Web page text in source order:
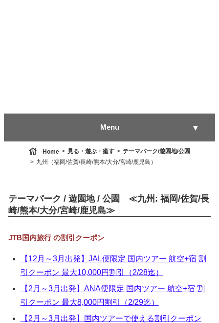
Menu ▼
▼
▼
house Home 見る・遊ぶ・癒す
テーマパーク/遊園地/公園
九州（福岡/佐賀/長崎/熊本/大分/宮崎/鹿児島）
テーマパーク / 遊園地 / 公園 ≪九州: 福岡/佐賀/長
崎/熊本/大分/宮崎/鹿児島≫
JTB国内旅行 の割引クーポン
【12月～3月出発】JAL便限定 国内ツアー 航空+宿 割
引クーポン 最大10,000円割引（2/28迄）
【2月～3月出発】ANA便限定 国内ツアー 航空+宿 割
引クーポン 最大8,000円割引（2/29迄）
【2月～3月出発】国内ツアーで使える割引クーポン